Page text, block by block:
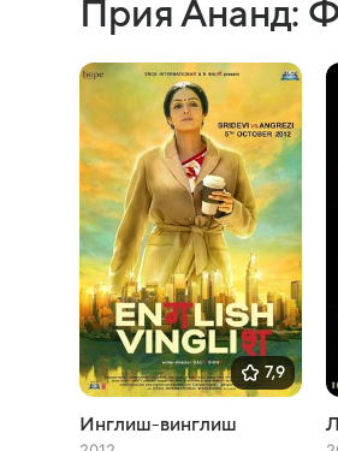
Прия Ананд:
7,9
Инглиш-винглиш